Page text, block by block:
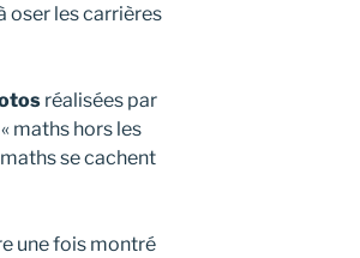
oser les carrières
réalisées par
maths hors les
se cachent
une fois montré